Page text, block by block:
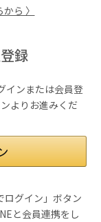
ら 〉
録
インまたは会員登
よりお進みくだ
ログイン」ボタン
と会員連携をし